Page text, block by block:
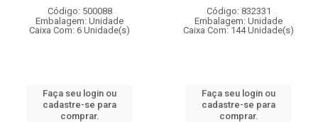
Código: 500088
Embalagem: Unidade
Caixa Com: 6 Unidade(s)
Faça seu login ou
cadastre-se para
comprar.
Código: 832331
Embalagem: Unidade
Caixa Com: 144 Unidade(s)
Faça seu login ou
cadastre-se para
comprar.